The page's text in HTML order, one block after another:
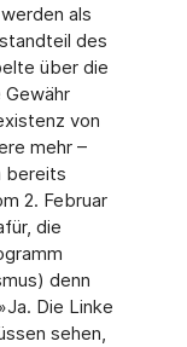
als
des
über die
von
mehr –
bereits
2. Februar
die
denn
Die Linke
sehen,